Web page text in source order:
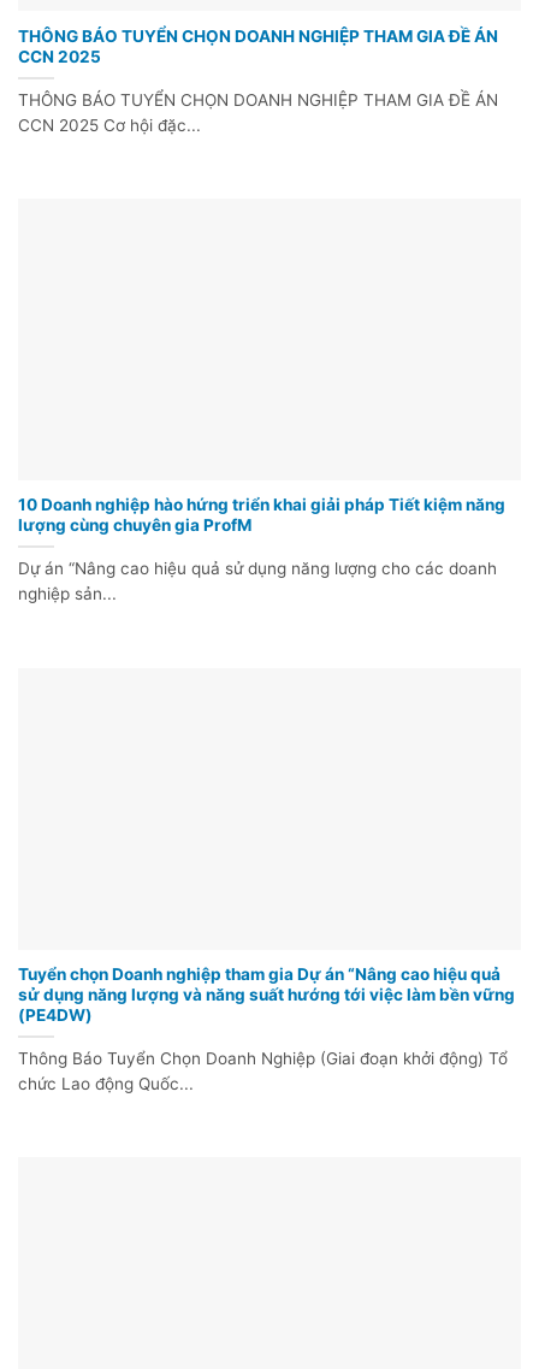
THÔNG BÁO TUYỂN CHỌN DOANH NGHIỆP THAM GIA ĐỀ ÁN
CCN 2025
THÔNG BÁO TUYỂN CHỌN DOANH NGHIỆP THAM GIA ĐỀ ÁN
CCN 2025 Cơ hội đặc...
10 Doanh nghiệp hào hứng triển khai giải pháp Tiết kiệm năng
lượng cùng chuyên gia ProfM
Dự án “Nâng cao hiệu quả sử dụng năng lượng cho các doanh
nghiệp sản...
Tuyển chọn Doanh nghiệp tham gia Dự án “Nâng cao hiệu quả
sử dụng năng lượng và năng suất hướng tới việc làm bền vững
(PE4DW)
Thông Báo Tuyển Chọn Doanh Nghiệp (Giai đoạn khởi động) Tổ
chức Lao động Quốc...